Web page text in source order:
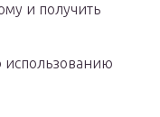
и получить